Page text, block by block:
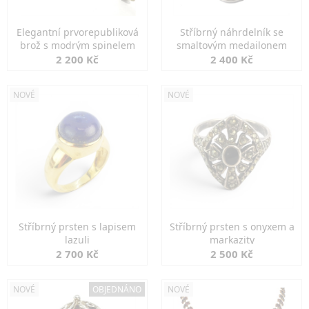
Elegantní prvorepubliková
brož s modrým spinelem
2 200 Kč
Stříbrný náhrdelník se
smaltovým medailonem
2 400 Kč
NOVÉ
Stříbrný prsten s lapisem
lazuli
2 700 Kč
NOVÉ
Stříbrný prsten s onyxem a
markazity
2 500 Kč
NOVÉ OBJEDNÁNO NOVÉ